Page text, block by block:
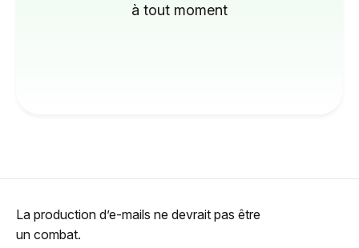
à tout moment
La production d’e-mails ne devrait pas être
un combat.